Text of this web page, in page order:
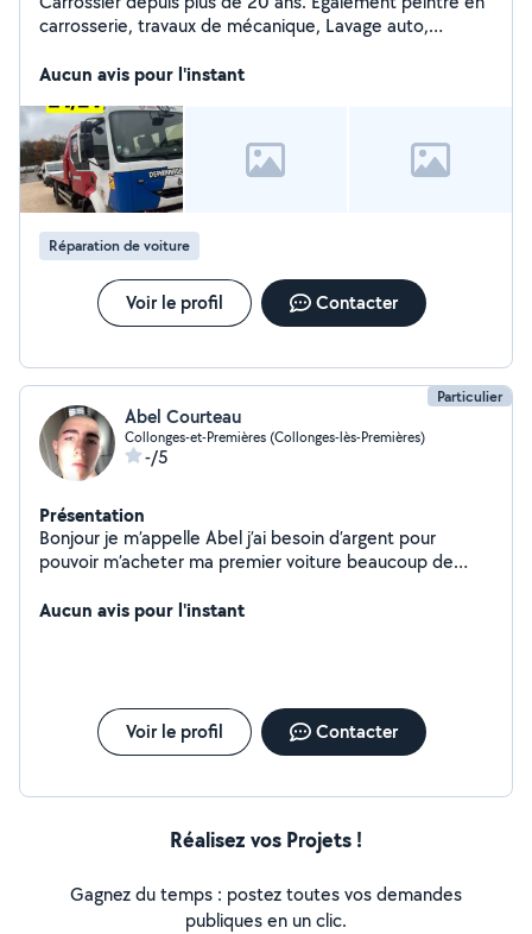
carrosserie, travaux de mécanique, Lavage auto,
Remorquage.. N'hésiter pas dispo du lundi au samedi
Aucun avis pour l'instant
Réparation de voiture
Voir le profil Contacter
Particulier
Abel Courteau
Collonges-et-Premières (Collonges-lès-Premières)
-/5
Présentation
Bonjour je m’appelle Abel j’ai besoin d’argent pour
pouvoir m’acheter ma premier voiture beaucoup de
Aucun avis pour l'instant
Voir le profil Contacter
Réalisez vos Projets !
Gagnez du temps : postez toutes vos demandes
publiques en un clic.